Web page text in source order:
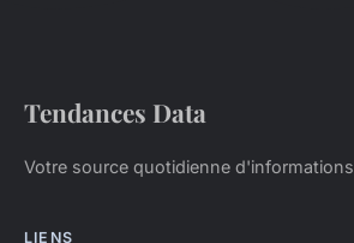
Tendances Data
Votre source quotidienne
LIENS